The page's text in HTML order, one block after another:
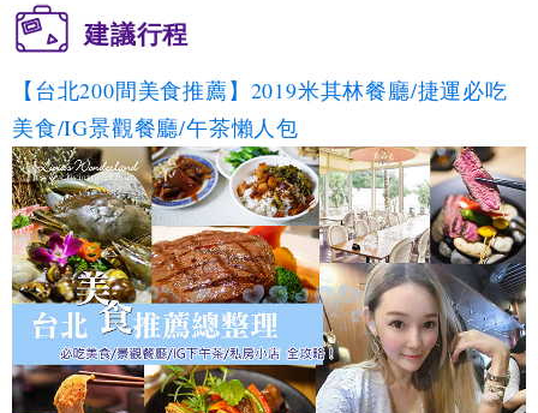
建議行程
【台北200間美食推薦】2019米其林餐廳/捷運必吃
美食/IG景觀餐廳/午茶懶人包